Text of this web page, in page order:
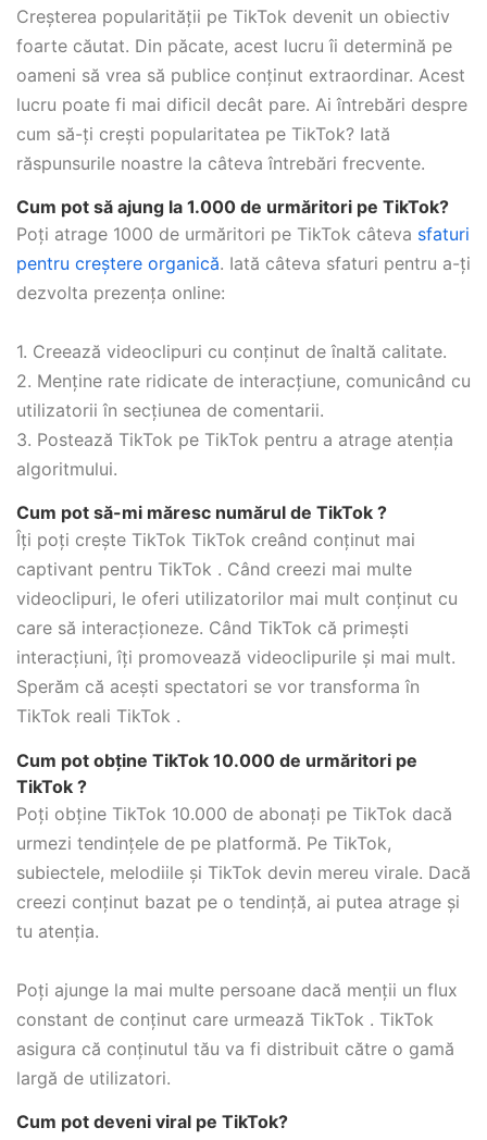
Creșterea popularității pe TikTok devenit un obiectiv
foarte căutat. Din păcate, acest lucru îi determină pe
oameni să vrea să publice conținut extraordinar. Acest
lucru poate fi mai dificil decât pare. Ai întrebări despre
cum să-ți crești popularitatea pe TikTok? Iată
răspunsurile noastre la câteva întrebări frecvente.
Cum pot să ajung la 1.000 de urmăritori pe TikTok?
Poți atrage 1000 de urmăritori pe TikTok câteva sfaturi
pentru creștere organică. Iată câteva sfaturi pentru a-ți
dezvolta prezența online:
1. Creează videoclipuri cu conținut de înaltă calitate.
2. Menține rate ridicate de interacțiune, comunicând cu
utilizatorii în secțiunea de comentarii.
3. Postează TikTok pe TikTok pentru a atrage atenția
algoritmului.
Cum pot să-mi măresc numărul de TikTok ?
Îți poți crește TikTok TikTok creând conținut mai
captivant pentru TikTok . Când creezi mai multe
videoclipuri, le oferi utilizatorilor mai mult conținut cu
care să interacționeze. Când TikTok că primești
interacțiuni, îți promovează videoclipurile și mai mult.
Sperăm că acești spectatori se vor transforma în
TikTok reali TikTok .
Cum pot obține TikTok 10.000 de urmăritori pe
TikTok ?
Poți obține TikTok 10.000 de abonați pe TikTok dacă
urmezi tendințele de pe platformă. Pe TikTok,
subiectele, melodiile și TikTok devin mereu virale. Dacă
creezi conținut bazat pe o tendință, ai putea atrage și
tu atenția.
Poți ajunge la mai multe persoane dacă menții un flux
constant de conținut care urmează TikTok . TikTok
asigura că conținutul tău va fi distribuit către o gamă
largă de utilizatori.
Cum pot deveni viral pe TikTok?